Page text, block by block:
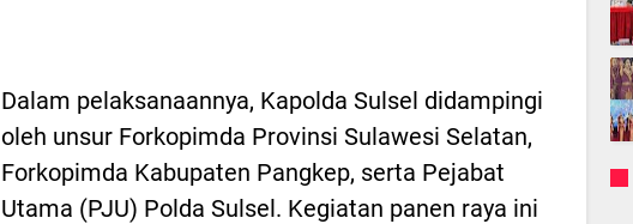
Dalam pelaksanaannya, Kapolda Sulsel didampingi
oleh unsur Forkopimda Provinsi Sulawesi Selatan,
Forkopimda Kabupaten Pangkep, serta Pejabat
Utama (PJU) Polda Sulsel. Kegiatan panen raya ini